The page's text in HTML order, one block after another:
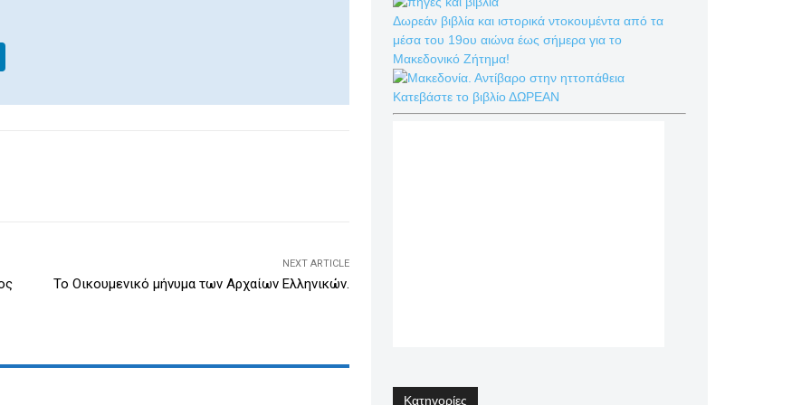
k
NEXT ARTICLE
Το Οικουμενικό μήνυμα των Αρχαίων Ελληνικών.
Δωρεάν βιβλία και ιστορικά ντοκουμέντα από τα
μέσα του 19ου αιώνα έως σήμερα για το
Μακεδονικό Ζήτημα!
Κατεβάστε το βιβλίο ΔΩΡΕΑΝ
Κατηγορίες